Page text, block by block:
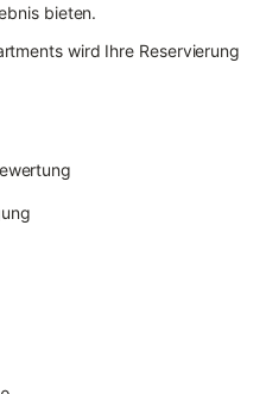
bieten.
wird Ihre Reservierung